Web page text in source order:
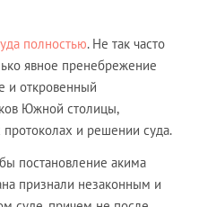
полностью. Не так часто
явное пренебрежение
и откровенный
Южной столицы,
и решении суда.
постановление акима
признали незаконным и